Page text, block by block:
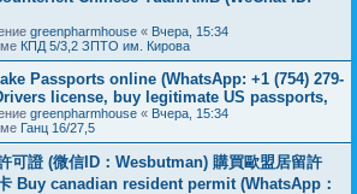
greenpharmhouse « Вчера, 15:34
КПД 5/3,2 ЗПТО им. Кирова
Passports online (WhatsApp: +1 (754) 279-
license, buy legitimate US passports,
greenpharmhouse « Вчера, 15:34
Ганц 16/27,5
可證 (微信ID：Wesbutman) 購買歐盟居留許
Buy canadian resident permit (WhatsApp：